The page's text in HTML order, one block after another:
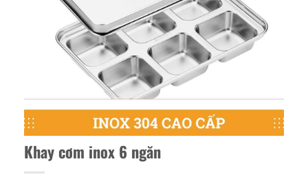
Khay cơm inox 6 ngăn